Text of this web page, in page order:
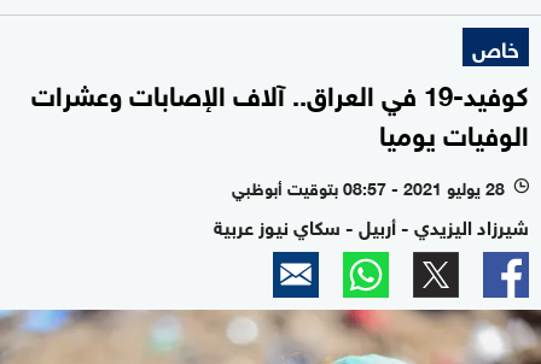
خاص
كوفيد-19 في العراق.. آلاف الإصابات وعشرات
الوفيات يوميا
l 28 يوليو 2021 - 08:57 بتوقيت أبوظبي
شيرزاد اليزيدي - أربيل - سكاي نيوز عربية